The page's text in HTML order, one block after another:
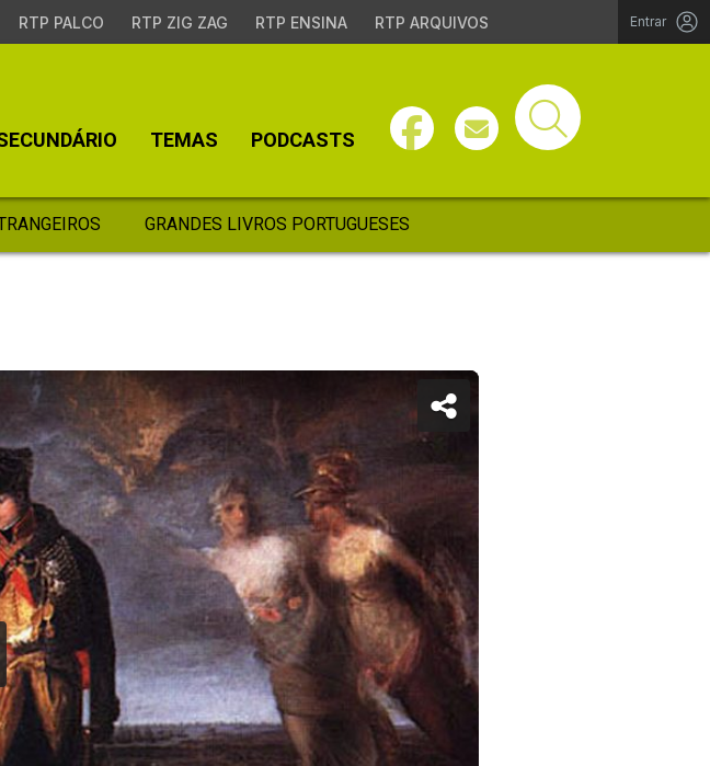
RTP PALCO RTP ZIG ZAG RTP ENSINA RTP ARQUIVOS Entrar
TEMAS PODCASTS
GRANDES LIVROS PORTUGUESES